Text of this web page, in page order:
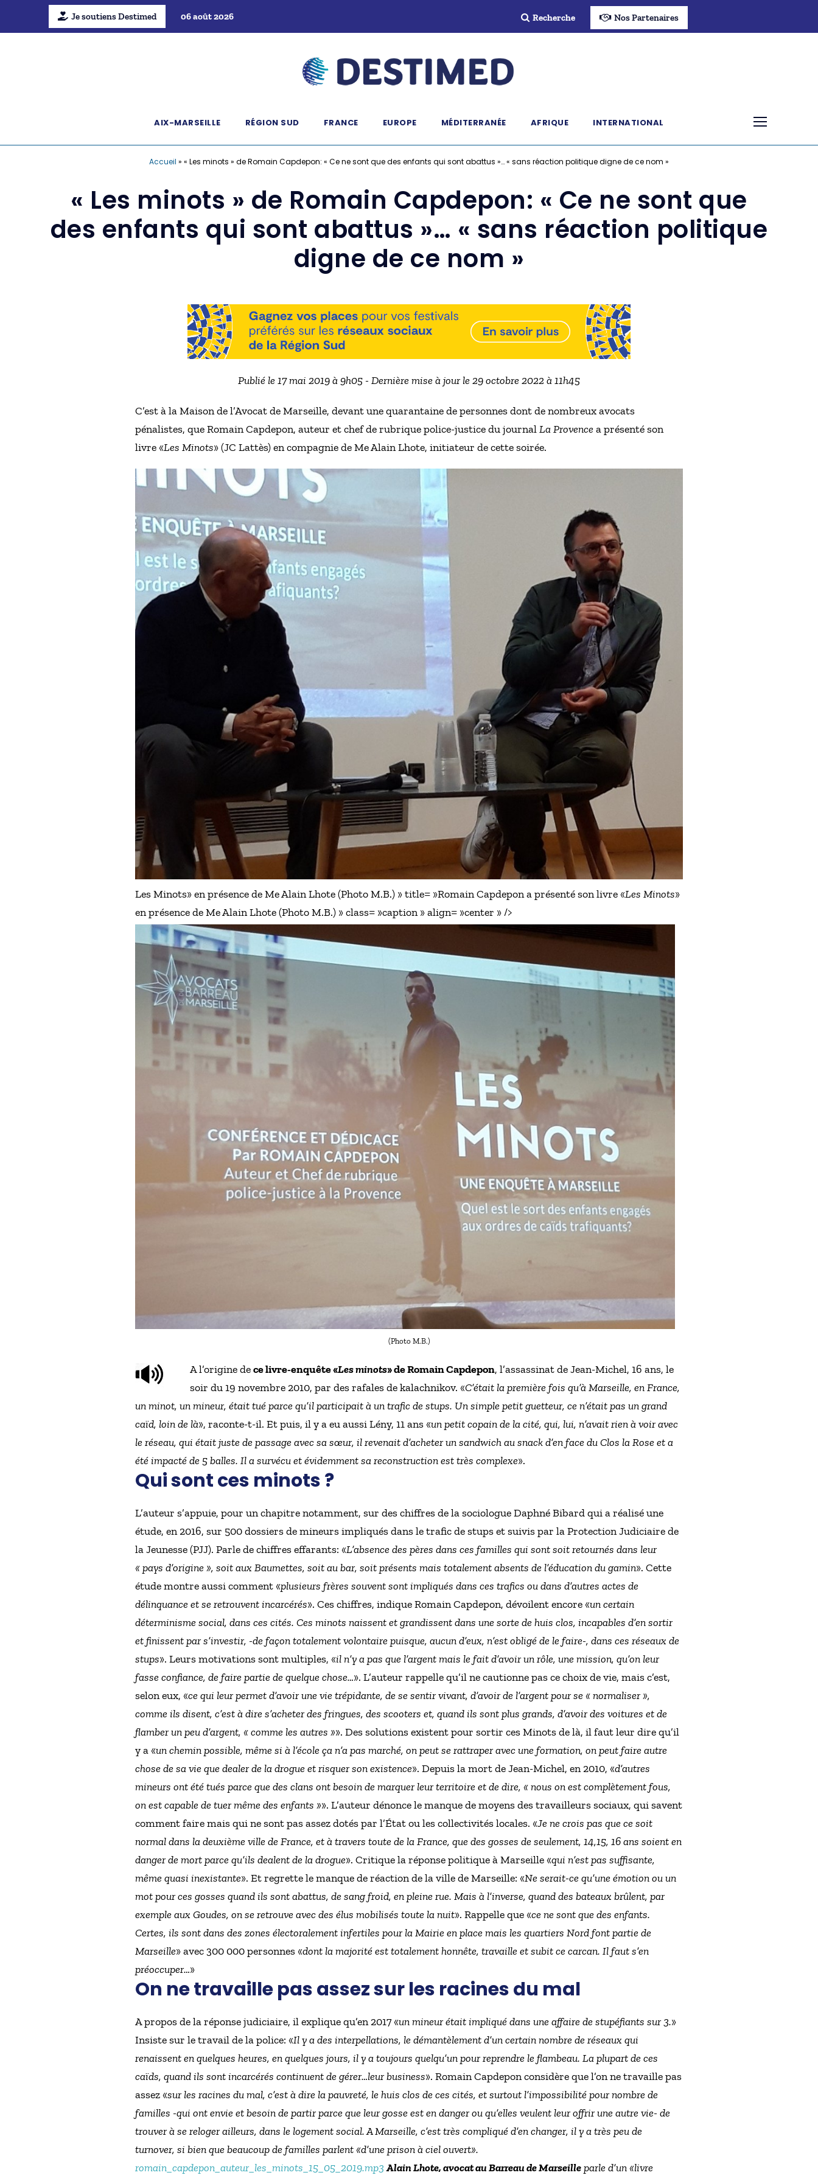
Je soutiens Destimed 06 août 2026 Recherche Nos Partenaires
AIX-MARSEILLE RÉGION SUD FRANCE EUROPE MÉDITERRANÉE AFRIQUE INTERNATIONAL
Accueil » « Les minots » de Romain Capdepon: « Ce ne sont que des enfants qui sont abattus »… « sans réaction politique digne de ce nom »
« Les minots » de Romain Capdepon: « Ce ne sont que
des enfants qui sont abattus »… « sans réaction politique
digne de ce nom »
Publié le 17 mai 2019 à 9h05 - Dernière mise à jour le 29 octobre 2022 à 11h45
C’est à la Maison de l’Avocat de Marseille, devant une quarantaine de personnes dont de nombreux avocats
pénalistes, que Romain Capdepon, auteur et chef de rubrique police-justice du journalLa Provence a présenté son
livre «Les Minots» (JC Lattès) en compagnie de Me Alain Lhote, initiateur de cette soirée.
Les Minots» en présence de Me Alain Lhote (Photo M.B.) » title= »Romain Capdepon a présenté son livre «Les Minots»
en présence de Me Alain Lhote (Photo M.B.) » class= »caption » align= »center » />
(Photo M.B.)
A l’origine dece livre-enquête «Les minots» de Romain Capdepon, l’assassinat de Jean-Michel, 16 ans, le
soir du 19 novembre 2010, par des rafales de kalachnikov. «C’était la première fois qu’à Marseille, en France,
un minot, un mineur, était tué parce qu’il participait à un trafic de stups. Un simple petit guetteur, ce n’était pas un grand
caïd, loin de là», raconte-t-il. Et puis, il y a eu aussi Lény, 11 ans «un petit copain de la cité, qui, lui, n’avait rien à voir avec
le réseau, qui était juste de passage avec sa sœur, il revenait d’acheter un sandwich au snack d’en face du Clos la Rose et a
été impacté de 5 balles. Il a survécu et évidemment sa reconstruction est très complexe».
Qui sont ces minots ?
L’auteur s’appuie, pour un chapitre notamment, sur des chiffres de la sociologue Daphné Bibard qui a réalisé une
étude, en 2016, sur 500 dossiers de mineurs impliqués dans le trafic de stups et suivis par la Protection Judiciaire de
la Jeunesse (PJJ). Parle de chiffres effarants: «L’absence des pères dans ces familles qui sont soit retournés dans leur
« pays d’origine », soit aux Baumettes, soit au bar, soit présents mais totalement absents de l’éducation du gamin». Cette
étude montre aussi comment «plusieurs frères souvent sont impliqués dans ces trafics ou dans d’autres actes de
délinquance et se retrouvent incarcérés». Ces chiffres, indique Romain Capdepon, dévoilent encore «un certain
déterminisme social, dans ces cités. Ces minots naissent et grandissent dans une sorte de huis clos, incapables d’en sortir
et finissent par s’investir, -de façon totalement volontaire puisque, aucun d’eux, n’est obligé de le faire-, dans ces réseaux de
stups». Leurs motivations sont multiples, «il n’y a pas que l’argent mais le fait d’avoir un rôle, une mission, qu’on leur
fasse confiance, de faire partie de quelque chose…». L’auteur rappelle qu’il ne cautionne pas ce choix de vie, mais c’est,
selon eux, «ce qui leur permet d’avoir une vie trépidante, de se sentir vivant, d’avoir de l’argent pour se « normaliser »,
comme ils disent, c’est à dire s’acheter des fringues, des scooters et, quand ils sont plus grands, d’avoir des voitures et de
flamber un peu d’argent, « comme les autres »». Des solutions existent pour sortir ces Minots de là, il faut leur dire qu’il
y a «un chemin possible, même si à l’école ça n’a pas marché, on peut se rattraper avec une formation, on peut faire autre
chose de sa vie que dealer de la drogue et risquer son existence». Depuis la mort de Jean-Michel, en 2010, «d’autres
mineurs ont été tués parce que des clans ont besoin de marquer leur territoire et de dire, « nous on est complètement fous,
on est capable de tuer même des enfants »». L’auteur dénonce le manque de moyens des travailleurs sociaux, qui savent
comment faire mais qui ne sont pas assez dotés par l’État ou les collectivités locales. «Je ne crois pas que ce soit
normal dans la deuxième ville de France, et à travers toute de la France, que des gosses de seulement, 14,15, 16 ans soient en
danger de mort parce qu’ils dealent de la drogue». Critique la réponse politique à Marseille «qui n’est pas suffisante,
même quasi inexistante». Et regrette le manque de réaction de la ville de Marseille: «Ne serait-ce qu’une émotion ou un
mot pour ces gosses quand ils sont abattus, de sang froid, en pleine rue. Mais à l’inverse, quand des bateaux brûlent, par
exemple aux Goudes, on se retrouve avec des élus mobilisés toute la nuit». Rappelle que «ce ne sont que des enfants.
Certes, ils sont dans des zones électoralement infertiles pour la Mairie en place mais les quartiers Nord font partie de
Marseille» avec 300 000 personnes «dont la majorité est totalement honnête, travaille et subit ce carcan. Il faut s’en
préoccuper…»
On ne travaille pas assez sur les racines du mal
A propos de la réponse judiciaire, il explique qu’en 2017 «un mineur était impliqué dans une affaire de stupéfiants sur 3.»
Insiste sur le travail de la police: «Il y a des interpellations, le démantèlement d’un certain nombre de réseaux qui
renaissent en quelques heures, en quelques jours, il y a toujours quelqu’un pour reprendre le flambeau. La plupart de ces
caïds, quand ils sont incarcérés continuent de gérer…leur business». Romain Capdepon considère que l’on ne travaille pas
assez «sur les racines du mal, c’est à dire la pauvreté, le huis clos de ces cités, et surtout l’impossibilité pour nombre de
familles -qui ont envie et besoin de partir parce que leur gosse est en danger ou qu’elles veulent leur offrir une autre vie- de
trouver à se reloger ailleurs, dans le logement social. A Marseille, c’est très compliqué d’en changer, il y a très peu de
turnover, si bien que beaucoup de familles parlent «d’une prison à ciel ouvert».
romain_capdepon_auteur_les_minots_15_05_2019.mp3 Alain Lhote, avocat au Barreau de Marseilleparle d’un «livre